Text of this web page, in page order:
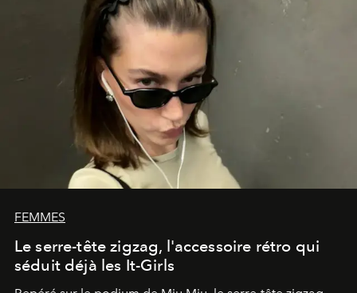
FEMMES
Le serre-tête zigzag, l'accessoire rétro qui
séduit déjà les It-Girls